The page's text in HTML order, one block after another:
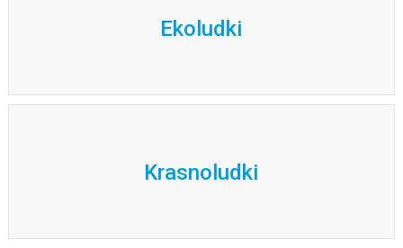
Ekoludki
Krasnoludki